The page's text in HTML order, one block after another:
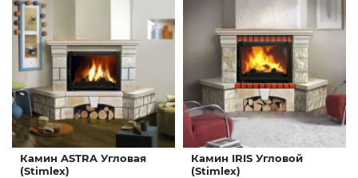
Камин ASTRA Угловая
(Stimlex)
Камин IRIS Угловой
(Stimlex)